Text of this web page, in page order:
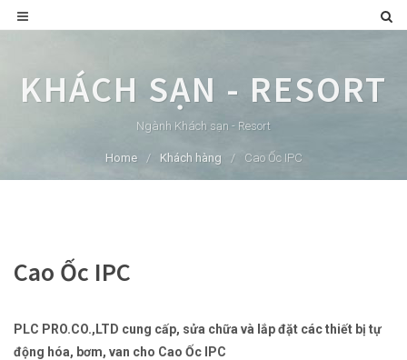
KHÁCH SẠN - RESORT
Ngành Khách sạn - Resort
Home / Khách hàng / Cao Ốc IPC
Cao Ốc IPC
PLC PRO.CO.,LTD cung cấp, sửa chữa và lắp đặt các thiết bị tự
động hóa, bơm, van cho Cao Ốc IPC